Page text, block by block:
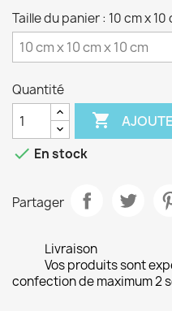
Taille du panier : 10 cm x 10
Quantité

 En stock
Partager
Livraison
Vos produits sont
confection de maximum 2